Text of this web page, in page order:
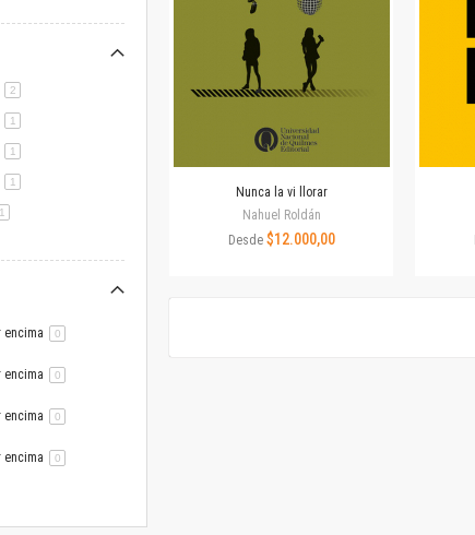
Colecciones
Ideas de Educación Virtual
Unidad de Publicaciones del Departamento de Economía y Administración
Colecciones
Economía y Gestión
Series
Nunca la vi llorar
Nahuel Roldán
Desde $12.000,00
2artículo
1
1
1
1
encima 0
encima 0
encima 0
encima 0